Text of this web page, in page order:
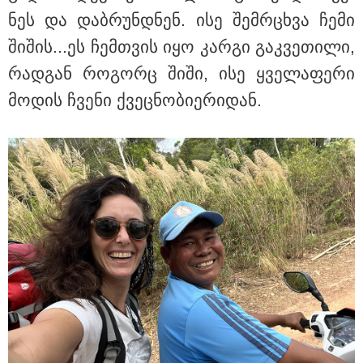
10:58 / 06-08-2026
"დადგება დრო და თქვენი დღევანდელი
"პოსტაობა" საკუთარ თავთან
შეგარცხვენთ... თქვენი შეცდომა არის
დანაშაულის ტოლფასი" - ეკა კუპატაძე
ნანუკა ჟორჟოლიანს
ნეს და დაბ­რუნ­დნენ. ისე შემ­რცხვა ჩემი
ში­შის...ეს ჩემ­თვის იყო კარ­გი გაკ­ვე­თი­ლი,
რად­გან რო­გორც შიში, ისე ყვე­ლა­ფე­რი
მო­დის ჩვე­ნი ქვეც­ნო­ბი­ე­რი­დან.